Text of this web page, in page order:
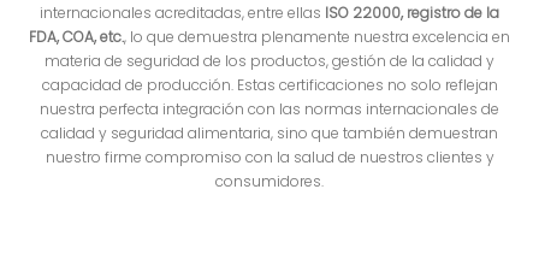
internacionales acreditadas, entre ellas ISO 22000, registro de la
FDA, COA, etc., lo que demuestra plenamente nuestra excelencia en
materia de seguridad de los productos, gestión de la calidad y
capacidad de producción. Estas certificaciones no solo reflejan
nuestra perfecta integración con las normas internacionales de
calidad y seguridad alimentaria, sino que también demuestran
nuestro firme compromiso con la salud de nuestros clientes y
consumidores.